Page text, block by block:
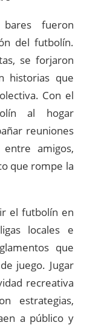
fueron
del futbolín.
se forjaron
historias que
Con el
al hogar
reuniones
amigos,
que rompe la
el futbolín en
locales e
que
juego. Jugar
recreativa
estrategias,
a público y